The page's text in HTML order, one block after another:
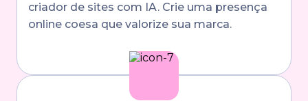
criador de sites com IA. Crie uma presença
online coesa que valorize sua marca.